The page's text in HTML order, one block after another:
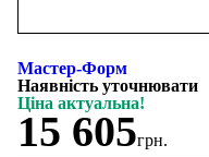
Мастер-Форм
Наявність уточнювати
Ціна актуальна!
15 605грн.